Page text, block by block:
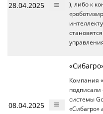
28.04.2025
), либо к
08.04.2025
Компания
системы
«Сибагро»